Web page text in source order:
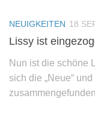
Sie wollen helfen?
Mitglied werden
Erbschaft –
NEUIGKEITEN 18
Lissy ist
Nun ist die schöne
sich die „Neue“